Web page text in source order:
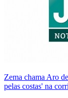
Zema chama Aro
pelas costas' na